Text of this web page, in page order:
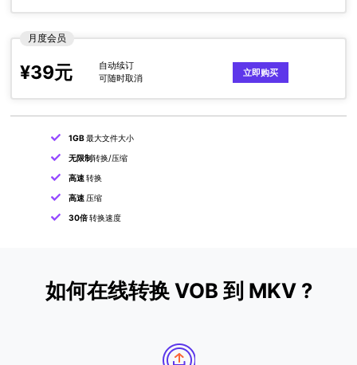
月度会员
¥39元
自动续订
可随时取消
立即购买
1GB最大文件大小
无限制转换/压缩
高速转换
高速 压缩
30倍转换速度
如何在线转换 VOB 到 MKV ?